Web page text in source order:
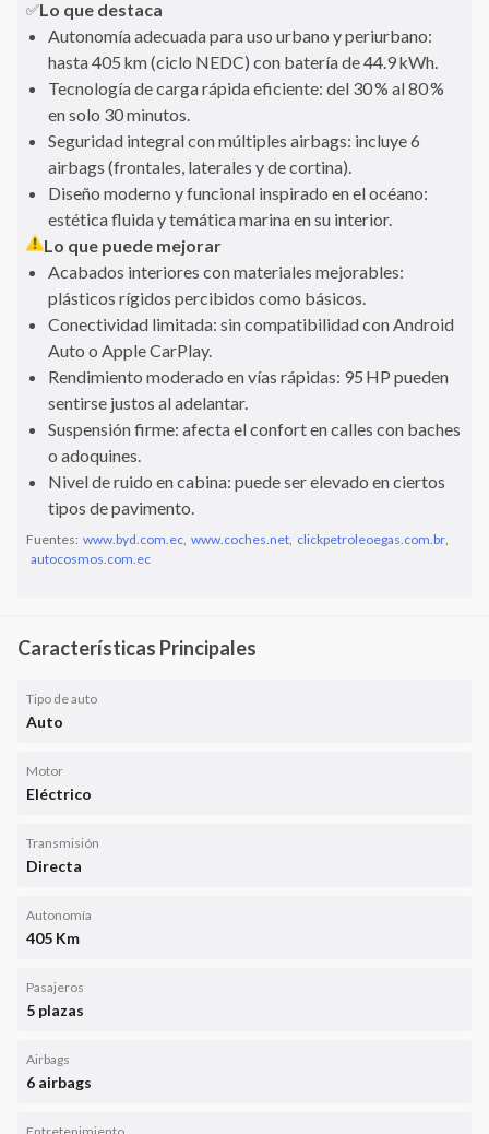
✅Lo que destaca
Autonomía adecuada para uso urbano y periurbano:
hasta 405 km (ciclo NEDC) con batería de 44.9 kWh.
Tecnología de carga rápida eficiente: del 30 % al 80 %
en solo 30 minutos.
Seguridad integral con múltiples airbags: incluye 6
airbags (frontales, laterales y de cortina).
Diseño moderno y funcional inspirado en el océano:
estética fluida y temática marina en su interior.
Lo que puede mejorar
Acabados interiores con materiales mejorables:
plásticos rígidos percibidos como básicos.
Conectividad limitada: sin compatibilidad con Android
Auto o Apple CarPlay.
Rendimiento moderado en vías rápidas: 95 HP pueden
sentirse justos al adelantar.
Suspensión firme: afecta el confort en calles con baches
o adoquines.
Nivel de ruido en cabina: puede ser elevado en ciertos
tipos de pavimento.
Fuentes: www.byd.com.ec, www.coches.net, clickpetroleoegas.com.br,
autocosmos.com.ec
Características Principales
Tipo de auto
Auto
Motor
Eléctrico
Transmisión
Directa
Autonomía
405 Km
Pasajeros
5 plazas
Airbags
6 airbags